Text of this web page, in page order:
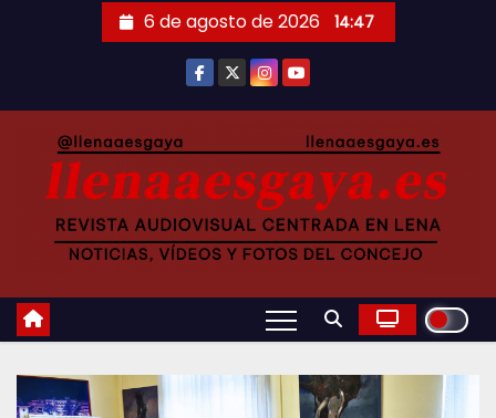
6 de agosto de 2026 14:47